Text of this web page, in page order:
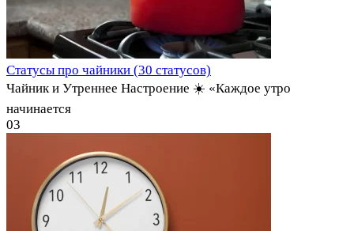
Статусы про чайники (30 статусов)
Чайник и Утреннее Настроение ☀️ «Каждое утро
начинается
03